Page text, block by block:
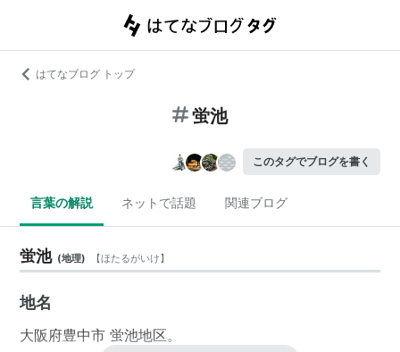
はてなブログ トップ
蛍池
このタグでブログを書く
言葉の解説 ネットで話題 関連ブログ
蛍池 (地理) 【ほたるがいけ】
地名
大阪府豊中市 蛍池地区。